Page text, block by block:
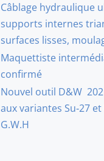
Câblage hydraulique
supports internes
surfaces lisses,
Maquettiste
confirmé
Nouvel outil D&W
aux variantes Su‑27 et
G.W.H